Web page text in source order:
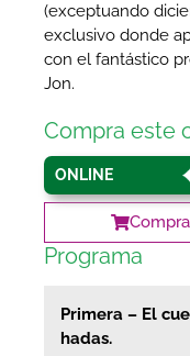
(exceptuando
exclusivo donde
con el fantástico
Jon.
Compra este
ONLINE
Programa
Primera – El
hadas.